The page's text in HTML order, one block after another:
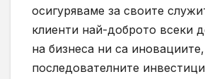
осигуряваме за своите
клиенти най-доброто всеки
на бизнеса ни са
последователните